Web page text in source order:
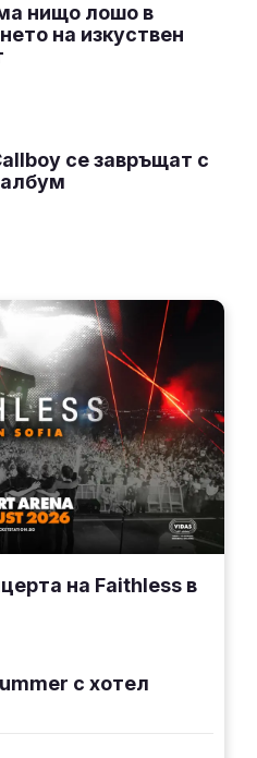
нищо лошо в
на изкуствен
се завръщат с
на Faithless в
с хотел